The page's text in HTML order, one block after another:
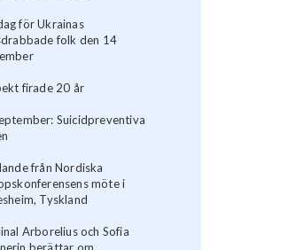
för Ukrainas
folk den 14
firade 20 år
Suicidpreventiva
från Nordiska
möte i
Tyskland
Arborelius och Sofia